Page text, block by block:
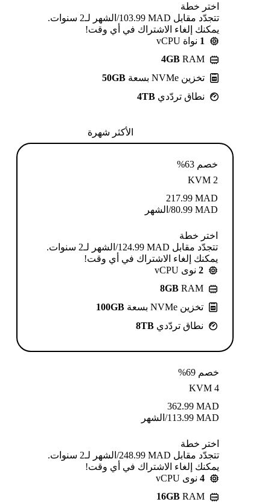
اختر خطة
تتجدّد مقابل MAD ⁦103.99⁩/الشهر لـ2 سنوات.
يمكنك إلغاء الاشتراك في أي وقت!
1 نواة vCPU
4GB RAM
تخزين NVMe بسعة
50GB
نطاق تردّدي 4TB
الأكثر شهرة
خصم 63%
KVM 2
MAD
217.99
MAD
80.99/الشهر
اختر خطة
تتجدّد مقابل MAD ⁦124.99⁩/الشهر لـ2 سنوات.
يمكنك إلغاء الاشتراك في أي وقت!
2 نوى vCPU
8GB RAM
تخزين NVMe بسعة
100GB
نطاق تردّدي 8TB
خصم 69%
KVM 4
MAD
362.99
MAD
113.99/الشهر
اختر خطة
تتجدّد مقابل MAD ⁦248.99⁩/الشهر لـ2 سنوات.
يمكنك إلغاء الاشتراك في أي وقت!
4 نوى vCPU
16GB RAM